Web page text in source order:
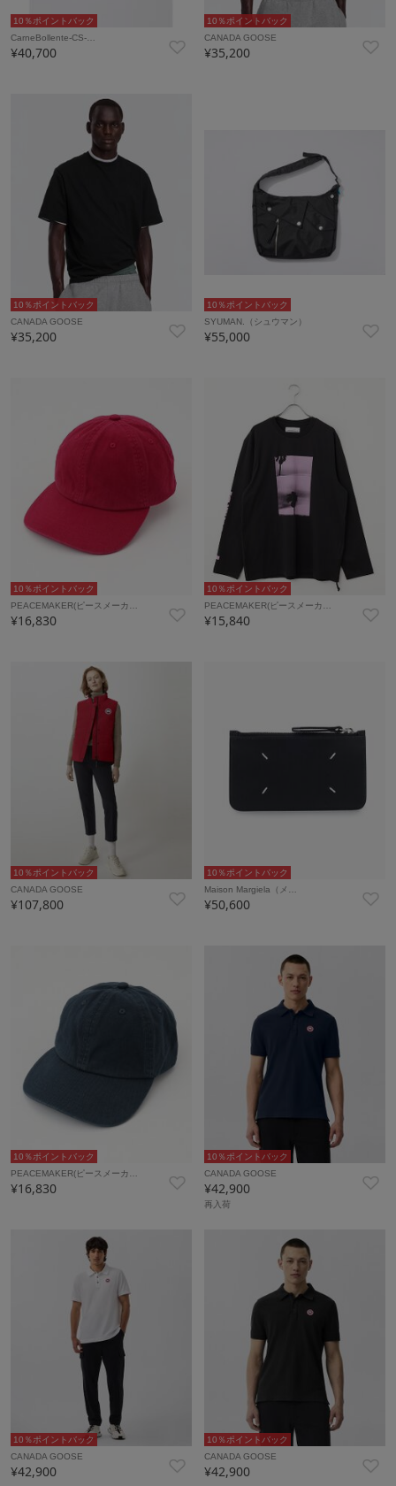
10％ポイントバック
CarneBollente-CS-…
¥40,700
10％ポイントバック
CANADA GOOSE
¥35,200
10％ポイントバック
CANADA GOOSE
¥35,200
10％ポイントバック
SYUMAN.（シュウマン）
¥55,000
10％ポイントバック
PEACEMAKER(ピースメーカ…
¥16,830
10％ポイントバック
PEACEMAKER(ピースメーカ…
¥15,840
10％ポイントバック
CANADA GOOSE
¥107,800
10％ポイントバック
Maison Margiela（メ…
¥50,600
10％ポイントバック
PEACEMAKER(ピースメーカ…
¥16,830
10％ポイントバック
CANADA GOOSE
¥42,900
再入荷
10％ポイントバック
CANADA GOOSE
¥42,900
10％ポイントバック
CANADA GOOSE
¥42,900